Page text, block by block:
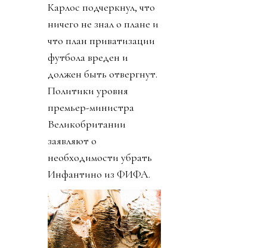
Карлос подчеркнул, что
ничего не знал о плане и
что план приватизации
футбола вреден и
должен быть отвергнут.
Политики уровня
премьер-министра
Великобритании
заявляют о
необходимости убрать
Инфантино из ФИФА.